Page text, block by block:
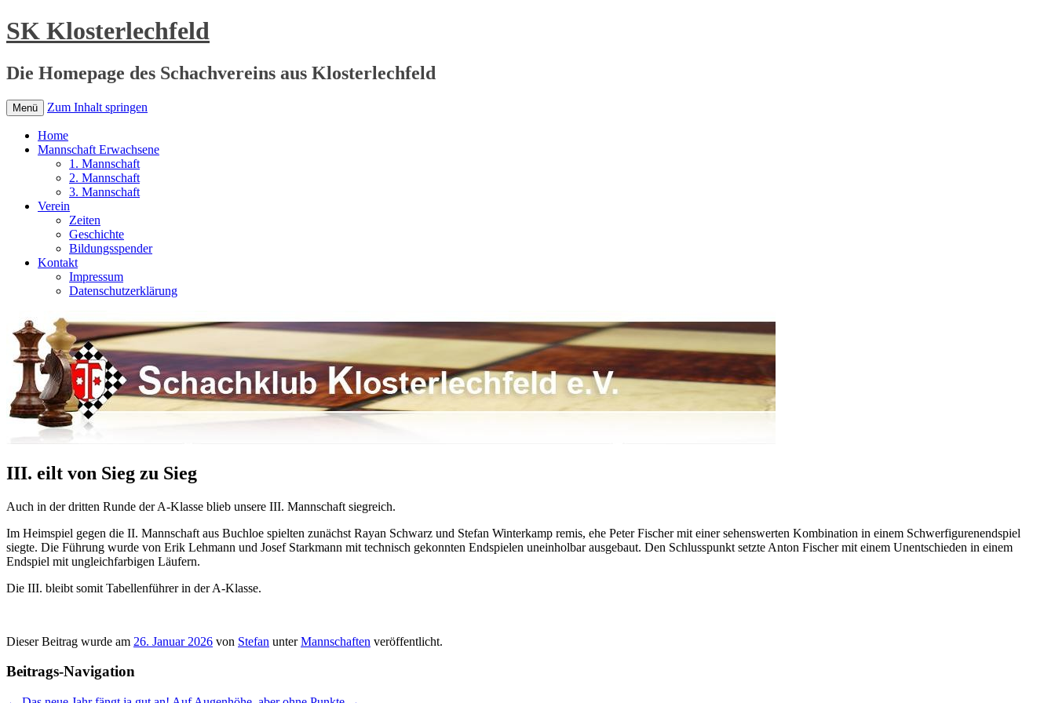
SK Klosterlechfeld
Die Homepage des Schachvereins aus Klosterlechfeld
Menü Zum Inhalt springen
Home
Mannschaft Erwachsene
1. Mannschaft
2. Mannschaft
3. Mannschaft
Verein
Zeiten
Geschichte
Bildungsspender
Kontakt
Impressum
Datenschutzerklärung
III. eilt von Sieg zu Sieg
Auch in der dritten Runde der A-Klasse blieb unsere III. Mannschaft siegreich.
Im Heimspiel gegen die II. Mannschaft aus Buchloe spielten zunächst Rayan Schwarz und Stefan Winterkamp remis, ehe Peter Fischer mit einer sehenswerten Kombination in einem Schwerfigurenendspiel
siegte. Die Führung wurde von Erik Lehmann und Josef Starkmann mit technisch gekonnten Endspielen uneinholbar ausgebaut. Den Schlusspunkt setzte Anton Fischer mit einem Unentschieden in einem
Endspiel mit ungleichfarbigen Läufern.
Die III. bleibt somit Tabellenführer in der A-Klasse.
Dieser Beitrag wurde am 26. Januar 2026 von Stefan unterMannschaften veröffentlicht.
Beitrags-Navigation